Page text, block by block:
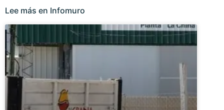
Lee más en Infomuro